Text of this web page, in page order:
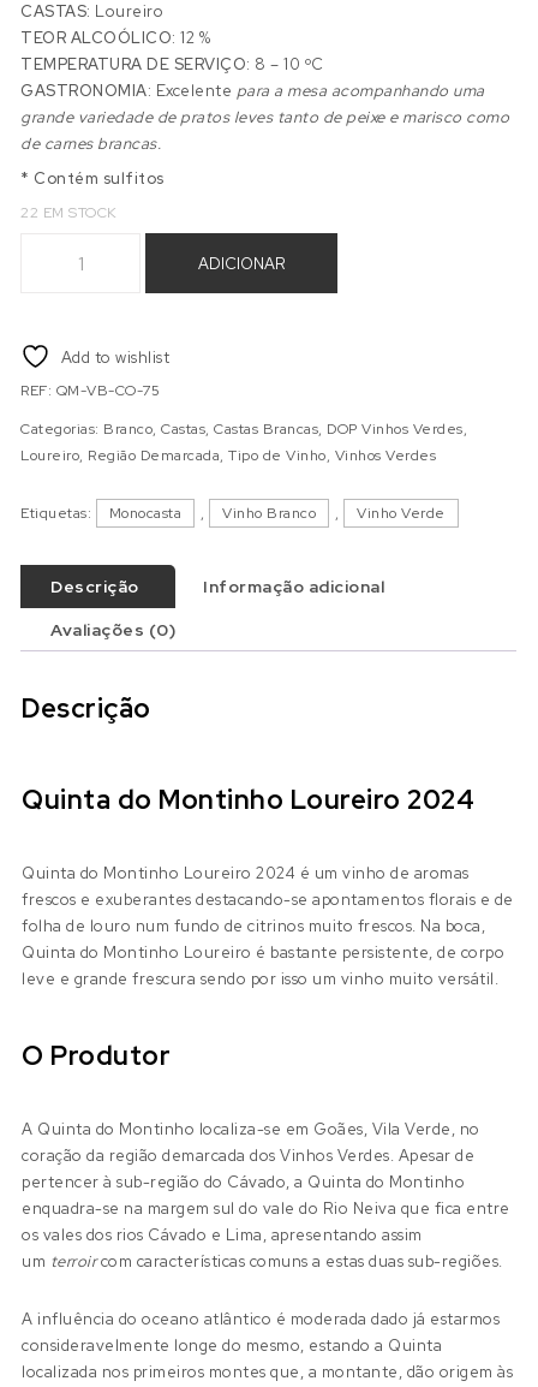
CASTAS: Loureiro
TEOR ALCOÓLICO:12 %
TEMPERATURA DE SERVIÇO: 8 – 10 ºC
GASTRONOMIA: Excelente para a mesa acompanhando uma
grande variedade de pratos leves tanto de peixe e marisco como
de carnes brancas.
* Contém sulfitos
22 EM STOCK
ADICIONAR
Add to wishlist
REF: QM-VB-CO-75
Categorias: Branco,Castas,Castas Brancas, DOP Vinhos Verdes,
Loureiro, Região Demarcada,Tipo de Vinho, Vinhos Verdes
Etiquetas: Monocasta , Vinho Branco , Vinho Verde
Descrição
Informação adicional
Avaliações (0)
Descrição
Quinta do Montinho Loureiro 2024
Quinta do Montinho Loureiro 2024 é um vinho de aromas
frescos e exuberantes destacando-se apontamentos florais e de
folha de louro num fundo de citrinos muito frescos. Na boca,
Quinta do Montinho Loureiro é bastante persistente, de corpo
leve e grande frescura sendo por isso um vinho muito versátil.
O Produtor
A Quinta do Montinho localiza-se em Goães, Vila Verde, no
coração da região demarcada dos Vinhos Verdes. Apesar de
pertencer à sub-região do Cávado, a Quinta do Montinho
enquadra-se na margem sul do vale do Rio Neiva que fica entre
os vales dos rios Cávado e Lima, apresentando assim
um terroircom características comuns a estas duas sub-regiões.
A influência do oceano atlântico é moderada dado já estarmos
consideravelmente longe do mesmo, estando a Quinta
localizada nos primeiros montes que, a montante, dão origem às